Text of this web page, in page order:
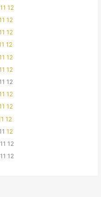
11 12
12
12
12
12
12
11 12
12
12
12
11 12
11 12
11 12